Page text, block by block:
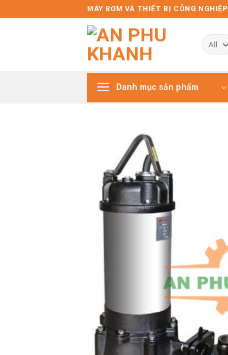
to
MÁY BƠM VÀ THIẾT BỊ CÔNG NGHIỆP
Danh mục sản phẩm